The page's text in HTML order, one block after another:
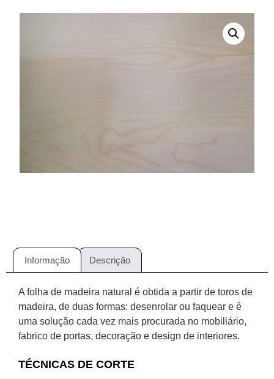
Informação Descrição
A folha de madeira natural é obtida a partir de toros de
madeira, de duas formas: desenrolar ou faquear e é
uma solução cada vez mais procurada no mobiliário,
fabrico de portas, decoração e design de interiores.
TÉCNICAS DE CORTE